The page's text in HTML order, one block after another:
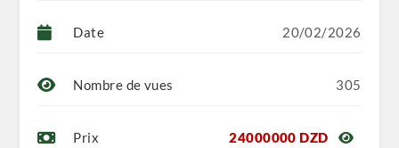
Date 20/02/2026
Nombre de vues 305
Prix 24000000 DZD